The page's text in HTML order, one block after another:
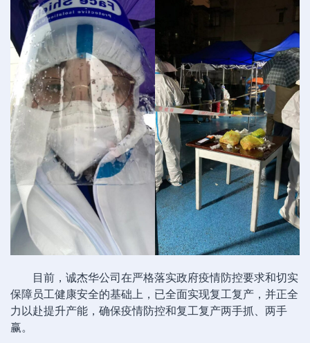
目前，诚杰华公司在严格落实政府疫情防控要求和切实
保障员工健康安全的基础上，已全面实现复工复产，并正全
力以赴提升产能，确保疫情防控和复工复产两手抓、两手
赢。